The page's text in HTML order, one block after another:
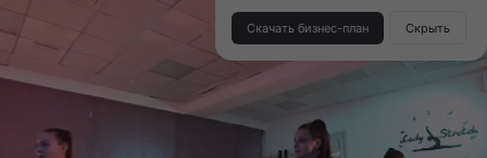
Скачать бизнес-план Скрыть